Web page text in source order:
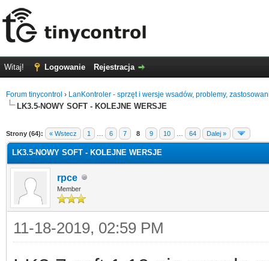
Witaj! Logowanie Rejestracja
Forum tinycontrol › LanKontroler - sprzęt i wersje wsadów, problemy,
LK3.5-NOWY SOFT - KOLEJNE WERSJE
Strony (64): « Wstecz 1 6 7 8 9 10 64 Dalej »
LK3.5-NOWY SOFT - KOLEJNE WERSJE
rpce
Member
11-18-2019, 02:59 PM